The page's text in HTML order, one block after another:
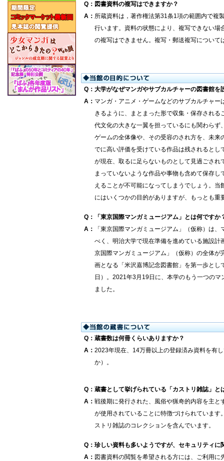
Q ： 図書資料の複写はできますか？
A ： 所蔵資料は，著作権法第31条1項の範囲内で複
行います。資料の状態により、複写できない
の複写はできません。複写・郵送複写について
Q ： 大学がなぜマンガやサブカルチャーの図書館を
A ： マンガ・アニメ・ゲームなどのサブカルチャ
きるように、まとまった形で収集・保存され
代文化の大きな一翼を担っているにも関わら
ゲームの全体像や、その受容のされ方を、未
でに高い評価を受けている作品は残されると
が現在、取るに足らないものとして見過ごさ
まっていないような作品や事物も含めて保存
えることが不可能になってしまうでしょう。
にはいくつかの目的がありますが、もっとも重
Q ：
「東京国際マンガミュージアム」とは何ですか
A ：
「東京国際マンガミュージアム」（仮称）は
べく、明治大学で現在準備を進めている施設
京国際マンガミュージアム」（仮称）の全体
画となる「米沢嘉博記念図書館」を第一歩と
日）。2021年3月19日に、本学のもう一つの
ました。
Q ： 蔵書数は何冊くらいありますか？
A ： 2023年現在、14万冊以上の登録済み資料を有
か）。
Q ： 蔵書として挙げられている「カストリ雑誌」と
A ： 戦後期に発行された、風俗や猟奇的内容を主
が使用されていることに特徴づけられていま
ストリ雑誌のコレクションを含んでいます。
Q ： 珍しい資料も多いようですが、セキュリティに
A ： 図書資料の閲覧を希望される方には、ご利用